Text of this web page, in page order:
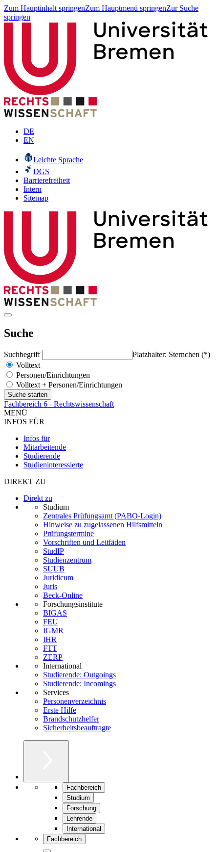
Zum Hauptinhalt springenZum Hauptmenü springenZur Suche
springen
DE
EN
Leichte Sprache
DGS
Barrierefreiheit
Intern
Sitemap
Suche
Suchbegriff
Platzhalter: Sternchen (*)
Volltext
Personen/Einrichtungen
Volltext + Personen/Einrichtungen
Fachbereich 6 - Rechtswissenschaft
MENÜ
INFOS FÜR
Infos für
Mitarbeitende
Studierende
Studieninteressierte
DIREKT ZU
Direkt zu
Studium
Zentrales Prüfungsamt (PABO-Login)
Hinweise zu zugelassenen Hilfsmitteln
Prüfungstermine
Vorschriften und Leitfäden
StudIP
Studienzentrum
SUUB
Juridicum
Juris
Beck-Online
Forschungsinstitute
BIGAS
FEU
IGMR
IHR
FTT
ZERP
International
Studierende: Outgoings
Studierende: Incomings
Services
Personenverzeichnis
Erste Hilfe
Brandschutzhelfer
Sicherheitsbeauftragte
Fachbereich
Studium
Forschung
Lehrende
International
Fachbereich